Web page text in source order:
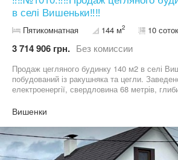
в селі Вишеньки‼️‼️
Пятикомнатная 144 м2 10 соток
3 714 906 грн. Без комиссии
Продаж цегляного будинку 140 м2 в селі
побудований із ракушняка та цегли.
електроенергії, свердловина 68 метрів,
чорноземом, залиті відмостки та парко місця
83000 у.о. Найбільший вибір будинків і
оголошення №1010 . Дивіться інші
об’єктів нерухомості на нашому сайті АН
Вишенки